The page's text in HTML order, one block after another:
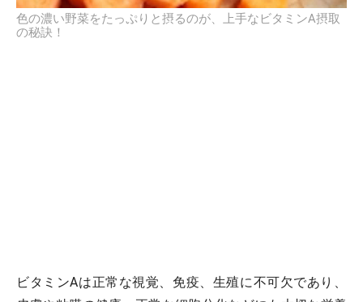
色の濃い野菜をたっぷりと摂るのが、上手なビタミンA摂取
の秘訣！
ビタミンAは正常な視覚、免疫、生殖に不可欠であり、